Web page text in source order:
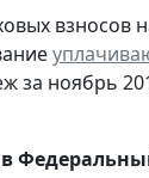
взносов
за ноябрь